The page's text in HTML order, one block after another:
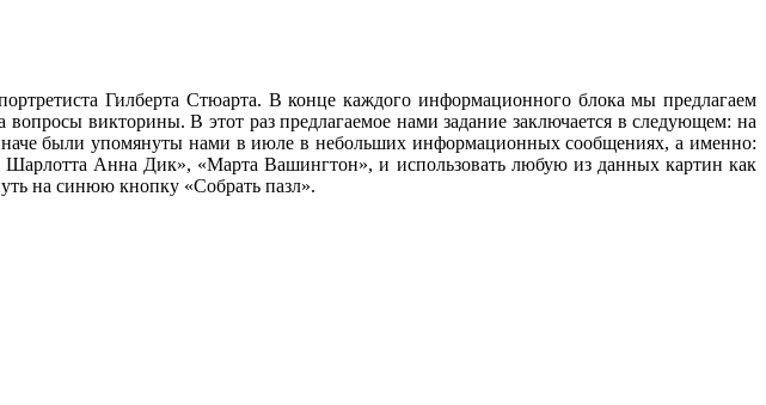
Гилберта Стюарта. В конце каждого информационного блока мы предлагаем
викторины. В этот раз предлагаемое нами задание заключается в следующем: на
были упомянуты нами в июле в небольших информационных сообщениях, а именно:
Анна Дик», «Марта Вашингтон», и использовать любую из данных картин как
на синюю кнопку «Собрать пазл».